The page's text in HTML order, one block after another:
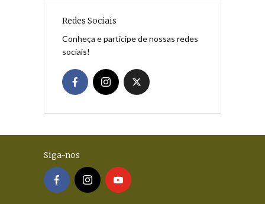
Redes Sociais
Conheça e participe de nossas redes
sociais!
Siga-nos